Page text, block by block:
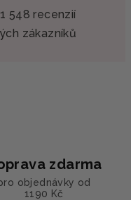
548 recenzií
zákazníků
zdarma
objednávky od
1190 Kč